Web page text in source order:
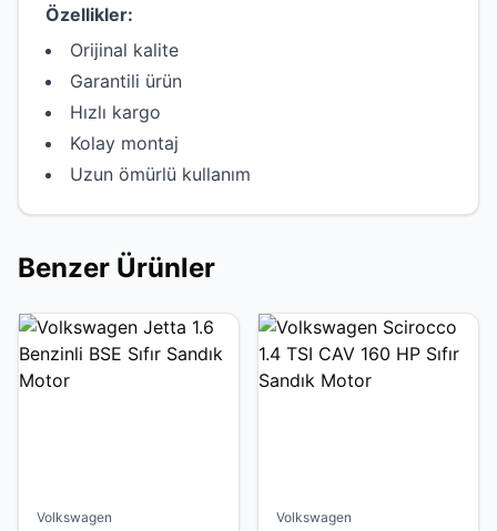
Özellikler:
Orijinal kalite
Garantili ürün
Hızlı kargo
Kolay montaj
Uzun ömürlü kullanım
Benzer Ürünler
Volkswagen Volkswagen